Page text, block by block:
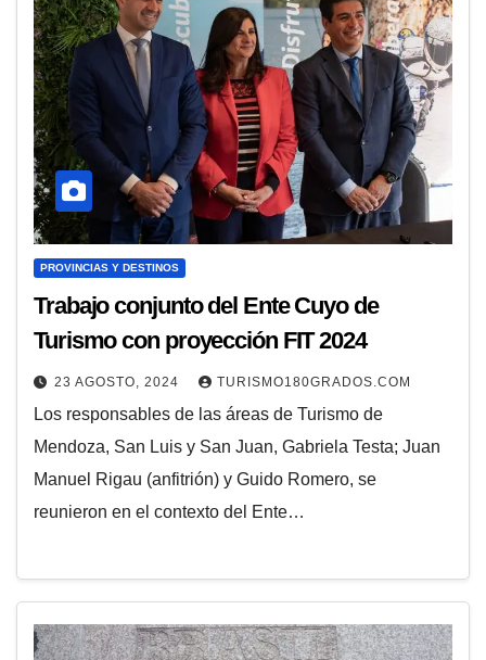
PROVINCIAS Y DESTINOS
Trabajo conjunto del Ente Cuyo de
Turismo con proyección FIT 2024
23 AGOSTO, 2024 TURISMO180GRADOS.COM
Los responsables de las áreas de Turismo de
Mendoza, San Luis y San Juan, Gabriela Testa; Juan
Manuel Rigau (anfitrión) y Guido Romero, se
reunieron en el contexto del Ente…